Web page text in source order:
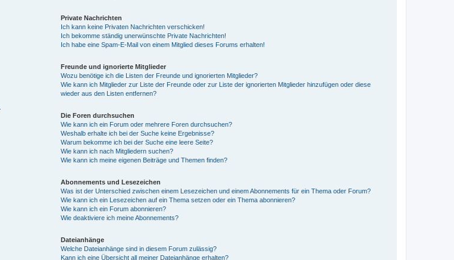
Private Nachrichten
Ich kann keine Privaten Nachrichten verschicken!
Ich bekomme ständig unerwünschte Private Nachrichten!
Ich habe eine Spam-E-Mail von einem Mitglied dieses Forums erhalten!
Freunde und ignorierte Mitglieder
Wozu benötige ich die Listen der Freunde und ignorierten Mitglieder?
Wie kann ich Mitglieder zur Liste der Freunde oder zur Liste der ignorierten Mitglieder hinzufügen oder diese
wieder aus den Listen entfernen?
Die Foren durchsuchen
Wie kann ich ein Forum oder mehrere Foren durchsuchen?
Weshalb erhalte ich bei der Suche keine Ergebnisse?
Warum bekomme ich bei der Suche eine leere Seite?
Wie kann ich nach Mitgliedern suchen?
Wie kann ich meine eigenen Beiträge und Themen finden?
Abonnements und Lesezeichen
Was ist der Unterschied zwischen einem Lesezeichen und einem Abonnements für ein Thema oder Forum?
Wie kann ich ein Lesezeichen auf ein Thema setzen oder ein Thema abonnieren?
Wie kann ich ein Forum abonnieren?
Wie deaktiviere ich meine Abonnements?
Dateianhänge
Welche Dateianhänge sind in diesem Forum zulässig?
Kann ich eine Übersicht all meiner Dateianhänge erhalten?